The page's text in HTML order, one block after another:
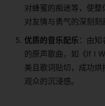
对蜂蜜的痴迷等，使
对友情与勇气的深刻刻
​优质的音乐配乐​ ：由知
的原声歌曲，如《If I
美且歌词贴切，成功
观众的沉浸感。